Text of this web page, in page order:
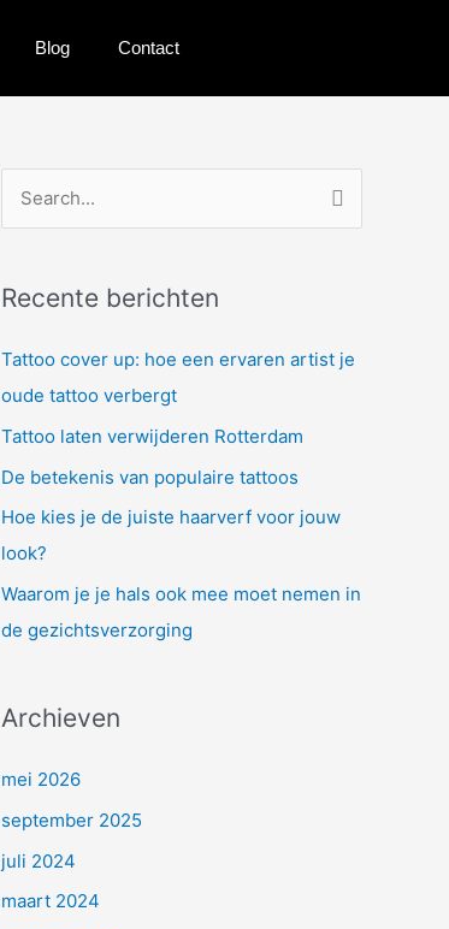
Blog Contact
k
n
:
Recente berichten
Tattoo cover up: hoe een ervaren artist je
oude tattoo verbergt
Tattoo laten verwijderen Rotterdam
De betekenis van populaire tattoos
Hoe kies je de juiste haarverf voor jouw
look?
Waarom je je hals ook mee moet nemen in
de gezichtsverzorging
Archieven
mei 2026
september 2025
juli 2024
maart 2024